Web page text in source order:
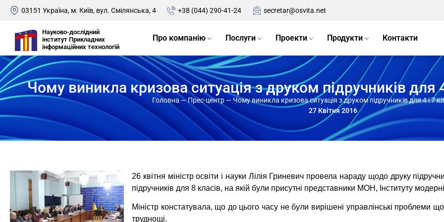
03151 Україна, м. Київ, вул. Смілянська, 4 +38 (044) 290-41-24 secretar@osvita.net
Науково-дослідний
інститут Прикладних
інформаційних технологій
Про компанію Послуги Проекти Продукти Контакти
Чому виникла кризова ситуація з друком підручників для
Головна —Прес-центр— Чому виникла кризова ситуація з друком підручників для 4 і 7
27 Квітня 2016
26 квітня міністр освіти і науки Лілія Гриневич провела нараду щодо друку
підручників для 8 класів, на якій були присутні представники МОН, Інституту
Міністр констатувала, що до цього часу не були вирішені управлінські проблеми
труднощі.